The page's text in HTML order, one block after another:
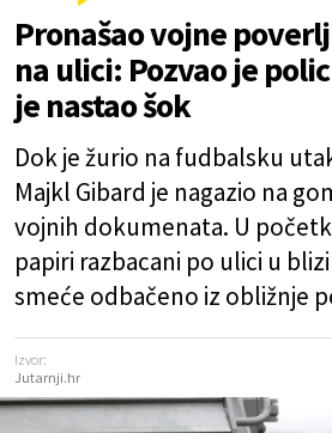
Pronašao vojne
na ulici: Pozvao je
je nastao šok
Dok je žurio na fudbalsku
Majkl Gibard je nagazio na
vojnih dokumenata. U
papiri razbacani po ulici u
smeće odbačeno iz obližnje
Izvor:
Jutarnji.hr